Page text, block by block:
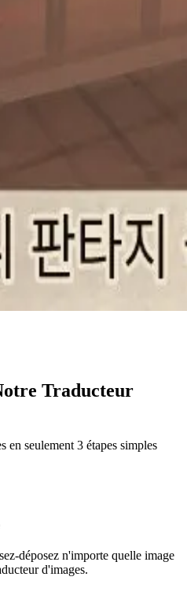
Traducteur
en seulement 3 étapes simples
déposez n'importe quelle image
d'images.